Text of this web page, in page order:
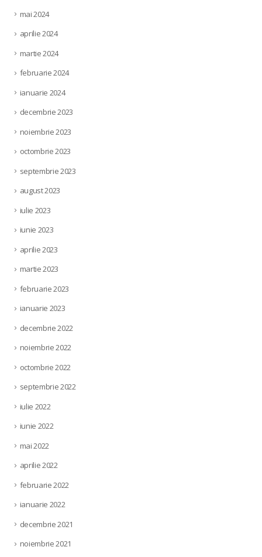
mai 2024
aprilie 2024
martie 2024
februarie 2024
ianuarie 2024
decembrie 2023
noiembrie 2023
octombrie 2023
septembrie 2023
august 2023
iulie 2023
iunie 2023
aprilie 2023
martie 2023
februarie 2023
ianuarie 2023
decembrie 2022
noiembrie 2022
octombrie 2022
septembrie 2022
iulie 2022
iunie 2022
mai 2022
aprilie 2022
februarie 2022
ianuarie 2022
decembrie 2021
noiembrie 2021